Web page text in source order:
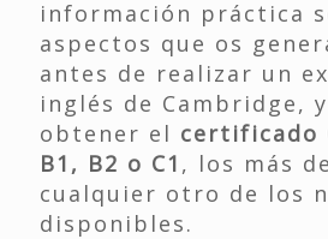
información práctica
aspectos que os
antes de realizar un
inglés de Cambridge,
obtener el certificado
B1, B2 o C1 , los más
cualquier otro de los
disponibles.